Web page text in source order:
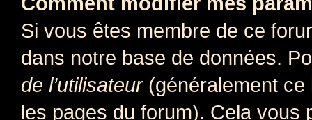
Si vous êtes membre de ce
dans notre base de données.
de l’utilisateur(généralement ce
les pages du forum). Cela vous